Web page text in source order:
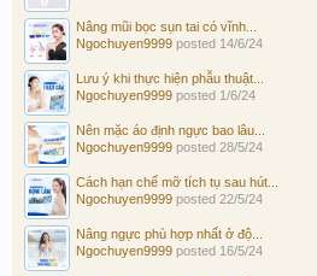
Nâng mũi bọc sụn tai có vĩnh...
Ngochuyen9999 posted 14/6/24
Lưu ý khi thực hiện phẫu thuật...
Ngochuyen9999 posted 1/6/24
Nên mặc áo định ngực bao lâu...
Ngochuyen9999 posted 28/5/24
Cách hạn chế mỡ tích tụ sau hút...
Ngochuyen9999 posted 22/5/24
Nâng ngực phù hợp nhất ở độ...
Ngochuyen9999 posted 16/5/24